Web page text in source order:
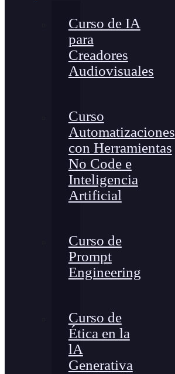
Curso de IA
para
Creadores
Audiovisuales
Curso
Automatizaciones
con Herramientas
No Code e
Inteligencia
Artificial
Curso de
Prompt
Engineering
Curso de
Ética en la
lA
Generativa